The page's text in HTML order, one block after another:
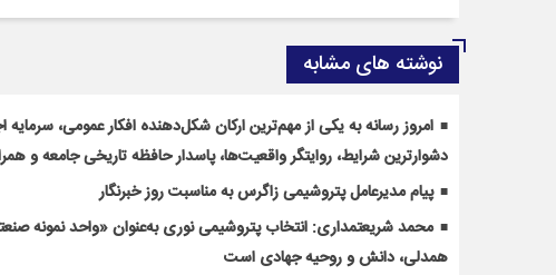
نوشته های مشابه
امروز رسانه به یکی از مهم‌ترین ارکان شکل‌دهنده افکار عمومی،
دشوارترین شرایط، روایتگر واقعیت‌ها، پاسدار حافظه تاریخی جامعه و
پیام مدیرعامل پتروشیمی زاگرس به مناسبت روز خبرنگار
محمد شریعتمداری: انتخاب پتروشیمی نوری به‌عنوان «واحد نمونه
همدلی، دانش و روحیه جهادی است